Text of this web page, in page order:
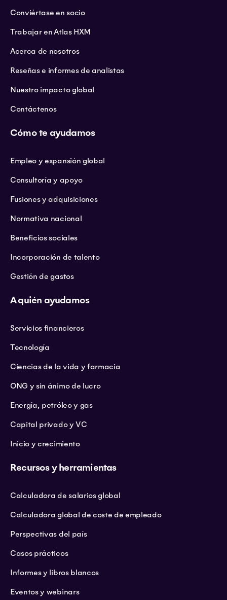
Conviértase en socio
Trabajar en Atlas HXM
Acerca de nosotros
Reseñas e informes de analistas
Nuestro impacto global
Contáctenos
Cómo te ayudamos
Empleo y expansión global
Consultoría y apoyo
Fusiones y adquisiciones
Normativa nacional
Beneficios sociales
Incorporación de talento
Gestión de gastos
A quién ayudamos
Servicios financieros
Tecnología
Ciencias de la vida y farmacia
ONG y sin ánimo de lucro
Energía, petróleo y gas
Capital privado y VC
Inicio y crecimiento
Recursos y herramientas
Calculadora de salarios global
Calculadora global de coste de empleado
Perspectivas del país
Casos prácticos
Informes y libros blancos
Eventos y webinars